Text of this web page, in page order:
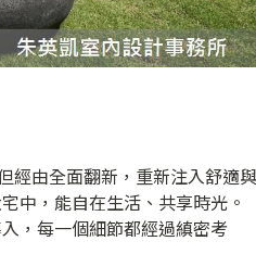
經由全面翻新，重新注入舒適與
中，能自在生活、共享時光。
，每一個細節都經過縝密考